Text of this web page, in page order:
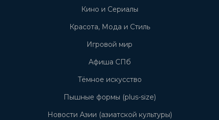
Кино и Сериалы
Красота, Мода и Стиль
Игровой мир
Афиша СПб
Тёмное искусство
Пышные формы (plus-size)
Новости Азии (азиатской культуры)